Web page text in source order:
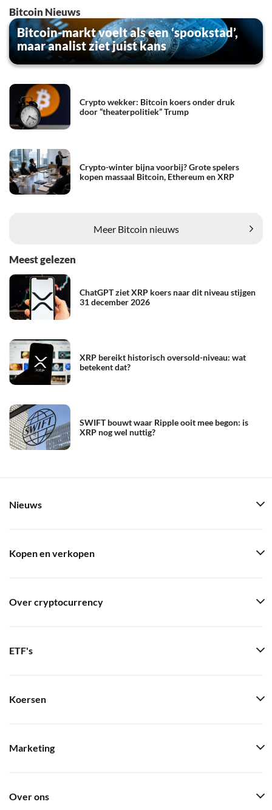
Bitcoin Nieuws
Bitcoin-markt voelt als een ‘spookstad’,
maar analist ziet juist kans
Crypto wekker: Bitcoin koers onder druk
door “theaterpolitiek” Trump
Crypto-winter bijna voorbij? Grote spelers
kopen massaal Bitcoin, Ethereum en XRP
Meer Bitcoin nieuws
Meest gelezen
ChatGPT ziet XRP koers naar dit niveau stijgen
31 december 2026
XRP bereikt historisch oversold-niveau: wat
betekent dat?
SWIFT bouwt waar Ripple ooit mee begon: is
XRP nog wel nuttig?
Nieuws
Kopen en verkopen
Over cryptocurrency
ETF's
Koersen
Marketing
Over ons